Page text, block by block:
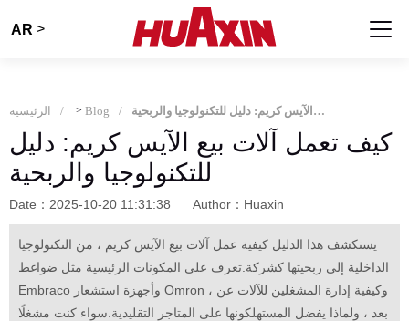
AR >
الرئيسية > Blog كيف تعمل آلات بيع الآيس كريم: دليل للتكنولوجيا والربحية
كيف تعمل آلات بيع الآيس كريم: دليل
للتكنولوجيا والربحية
Date：2025-10-20 11:31:38 Author：Huaxin
يستكشف هذا الدليل كيفية عمل آلات بيع الآيس كريم ، من التكنولوجيا
الداخلية إلى ربحيتها كشركة.تعرف على المكونات الرئيسية مثل ضواغط
Embraco وأجهزة استشعار Omron ، وكيفية إدارة المشغلين للآلات عن
بعد ، ولماذا يفضل المستهلكونها على المتاجر التقليدية.سواء كنت مشغلًا